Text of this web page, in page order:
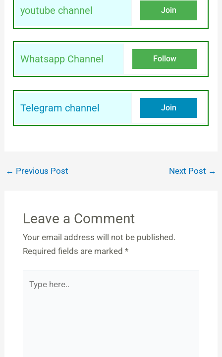
youtube channel Join
Whatsapp Channel Follow
Telegram channel Join
← Previous Post Next Post →
Leave a Comment
Your email address will not be published.
Required fields are marked *
here..